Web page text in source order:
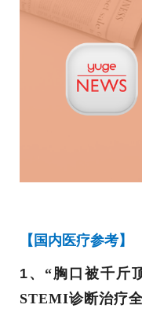
【国内医疗参考】
1、 “胸口被千斤
STEMI诊断治疗